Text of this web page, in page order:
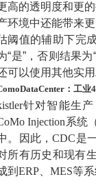
高的透明度和更
环境中还能带来
阈值的辅助下完
“是”，否则结果
可以使用其他实
：工业
针对智能生产
Injection系
。因此，CDC是
所有历史和现有
到ERP、MES等